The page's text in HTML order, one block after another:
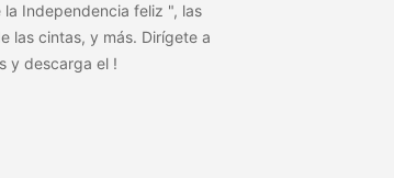
Independencia feliz ", las
las cintas, y más. Dirígete a
y descarga el !